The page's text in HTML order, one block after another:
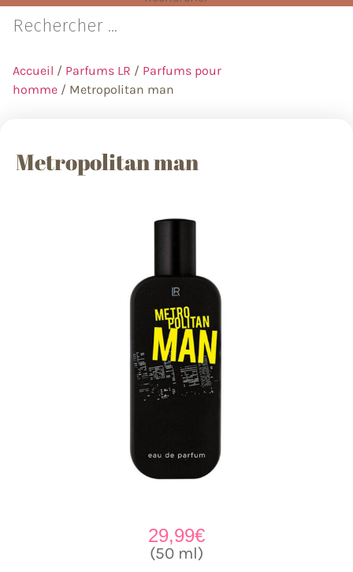
Accueil / Parfums LR / Parfums pour
homme / Metropolitan man
Metropolitan man
29,99€
(50 ml)